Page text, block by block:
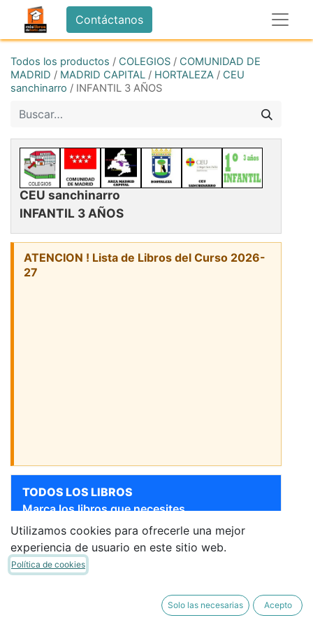
Contáctanos
Todos los productos / COLEGIOS / COMUNIDAD DE
MADRID / MADRID CAPITAL / HORTALEZA / CEU
sanchinarro / INFANTIL 3 AÑOS
CEU sanchinarro
INFANTIL 3 AÑOS
ATENCION ! Lista de Libros del Curso 2026-
27
TODOS LOS LIBROS
Marca los libros que necesites.
[9788480775878] 3 AÑOS
Sigue bajando para ver más libros
Utilizamos cookies para ofrecerle una mejor
experiencia de usuario en este sitio web.
Política de cookies
Solo las necesarias Acepto